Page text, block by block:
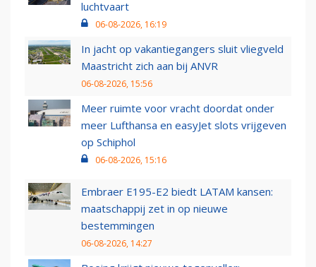
luchtvaart
06-08-2026, 16:19
In jacht op vakantiegangers sluit vliegveld
Maastricht zich aan bij ANVR
06-08-2026, 15:56
Meer ruimte voor vracht doordat onder
meer Lufthansa en easyJet slots vrijgeven
op Schiphol
06-08-2026, 15:16
Embraer E195-E2 biedt LATAM kansen:
maatschappij zet in op nieuwe
bestemmingen
06-08-2026, 14:27